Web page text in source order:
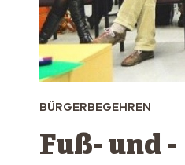
BÜRGERBEGEHREN
Fuß- und ­